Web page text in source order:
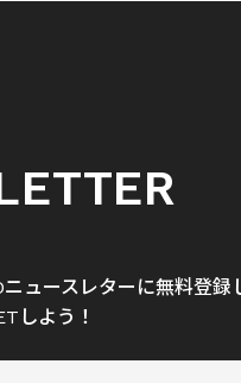
ニュースレターに無料登
しよう！